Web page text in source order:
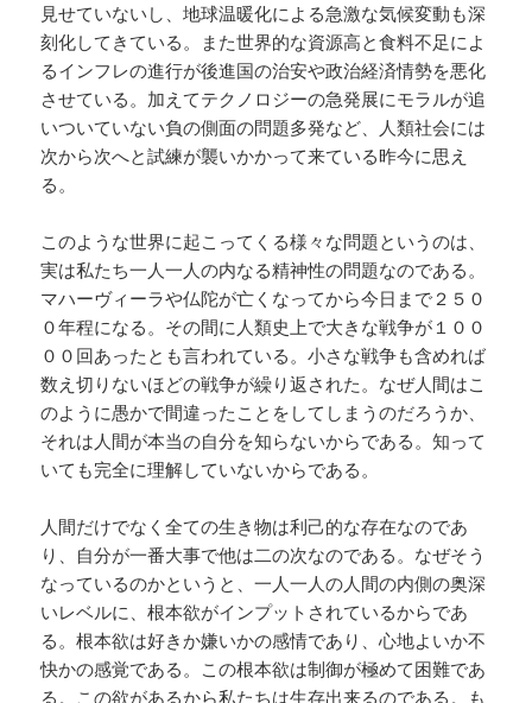
見せていないし、地球温暖化による急激な気候変動も深
刻化してきている。また世界的な資源高と食料不足によ
るインフレの進行が後進国の治安や政治経済情勢を悪化
させている。加えてテクノロジーの急発展にモラルが追
いついていない負の側面の問題多発など、人類社会には
次から次へと試練が襲いかかって来ている昨今に思え
る。
このような世界に起こってくる様々な問題というのは、
実は私たち一人一人の内なる精神性の問題なのである。
マハーヴィーラや仏陀が亡くなってから今日まで２５０
０年程になる。その間に人類史上で大きな戦争が１００
００回あったとも言われている。小さな戦争も含めれば
数え切りないほどの戦争が繰り返された。なぜ人間はこ
のように愚かで間違ったことをしてしまうのだろうか、
それは人間が本当の自分を知らないからである。知って
いても完全に理解していないからである。
人間だけでなく全ての生き物は利己的な存在なのであ
り、自分が一番大事で他は二の次なのである。なぜそう
なっているのかというと、一人一人の人間の内側の奥深
いレベルに、根本欲がインプットされているからであ
る。根本欲は好きか嫌いかの感情であり、心地よいか不
快かの感覚である。この根本欲は制御が極めて困難であ
る。この欲があるから私たちは生存出来るのである。も